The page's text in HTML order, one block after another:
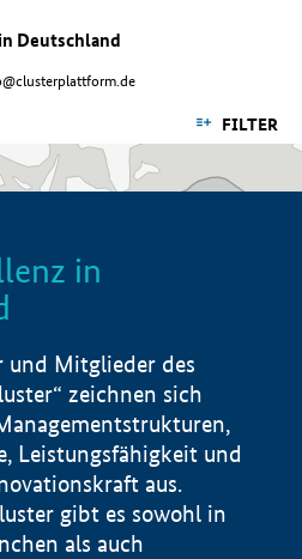
Deutschland
FILTER
in
und Mitglieder des
zeichnen sich
Leistungsfähigkeit und
aus.
gibt es sowohl in
als auch